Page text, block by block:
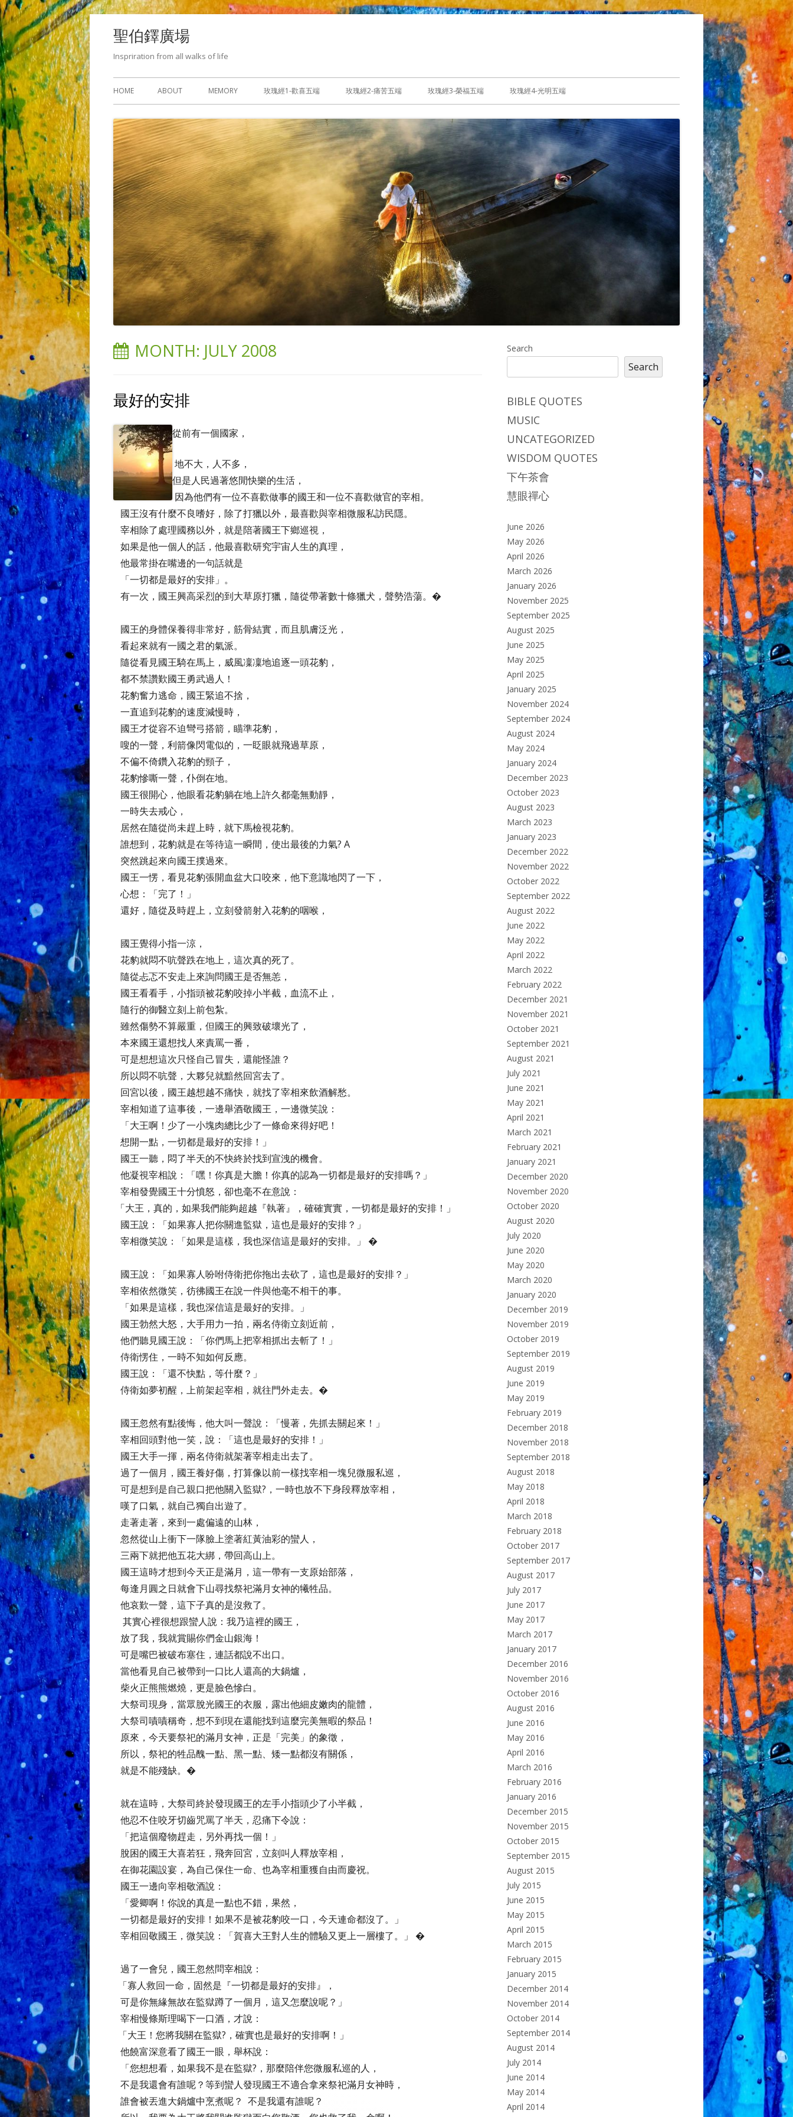
Skip
to
content
聖伯鐸廣場
Inspriration from all walks of life
Primary
Menu
HOME ABOUT MEMORY 玫瑰經1-歡喜五端 玫瑰經2-痛苦五端 玫瑰經3-榮福五端 玫瑰經4-光明五端
MONTH: JULY 2008
最好的安排
從前有一個國家，
地不大，人不多，
但是人民過著悠閒快樂的生活，
因為他們有一位不喜歡做事的國王和一位不喜歡做官的宰相。
國王沒有什麼不良嗜好，除了打獵以外，最喜歡與宰相微服私訪民隱。
宰相除了處理國務以外，就是陪著國王下鄉巡視，
如果是他一個人的話，他最喜歡研究宇宙人生的真理，
他最常掛在嘴邊的一句話就是
「一切都是最好的安排」。
有一次，國王興高采烈的到大草原打獵，隨從帶著數十條獵犬，聲勢浩蕩。�
國王的身體保養得非常好，筋骨結實，而且肌膚泛光，
看起來就有一國之君的氣派。
隨從看見國王騎在馬上，威風凜凜地追逐一頭花豹，
都不禁讚歎國王勇武過人！
花豹奮力逃命，國王緊追不捨，
一直追到花豹的速度減慢時，
國王才從容不迫彎弓搭箭，瞄準花豹，
嗖的一聲，利箭像閃電似的，一眨眼就飛過草原，
不偏不倚鑽入花豹的頸子，
花豹慘嘶一聲，仆倒在地。
國王很開心，他眼看花豹躺在地上許久都毫無動靜，
一時失去戒心，
居然在隨從尚未趕上時，就下馬檢視花豹。
誰想到，花豹就是在等待這一瞬間，使出最後的力氣? A
突然跳起來向國王撲過來。
國王一愣，看見花豹張開血盆大口咬來，他下意識地閃了一下，
心想：「完了！」
還好，隨從及時趕上，立刻發箭射入花豹的咽喉，
國王覺得小指一涼，
花豹就悶不吭聲跌在地上，這次真的死了。
隨從忐忑不安走上來詢問國王是否無恙，
國王看看手，小指頭被花豹咬掉小半截，血流不止，
隨行的御醫立刻上前包紮。
雖然傷勢不算嚴重，但國王的興致破壞光了，
本來國王還想找人來責罵一番，
可是想想這次只怪自己冒失，還能怪誰？
所以悶不吭聲，大夥兒就黯然回宮去了。
回宮以後，國王越想越不痛快，就找了宰相來飲酒解愁。
宰相知道了這事後，一邊舉酒敬國王，一邊微笑說：
「大王啊！少了一小塊肉總比少了一條命來得好吧！
想開一點，一切都是最好的安排！」
國王一聽，悶了半天的不快終於找到宣洩的機會。
他凝視宰相說：「嘿！你真是大膽！你真的認為一切都是最好的安排嗎？」
宰相發覺國王十分憤怒，卻也毫不在意說：
「大王，真的，如果我們能夠超越『執著』，確確實實，一切都是最好的安排！」
國王說：「如果寡人把你關進監獄，這也是最好的安排？」
宰相微笑說：「如果是這樣，我也深信這是最好的安排。」 �
國王說：「如果寡人吩咐侍衛把你拖出去砍了，這也是最好的安排？」
宰相依然微笑，彷彿國王在說一件與他毫不相干的事。
「如果是這樣，我也深信這是最好的安排。」
國王勃然大怒，大手用力一拍，兩名侍衛立刻近前，
他們聽見國王說：「你們馬上把宰相抓出去斬了！」
侍衛愣住，一時不知如何反應。
國王說：「還不快點，等什麼？」
侍衛如夢初醒，上前架起宰相，就往門外走去。�
國王忽然有點後悔，他大叫一聲說：「慢著，先抓去關起來！」
宰相回頭對他一笑，說：「這也是最好的安排！」
國王大手一揮，兩名侍衛就架著宰相走出去了。
過了一個月，國王養好傷，打算像以前一樣找宰相一塊兒微服私巡，
可是想到是自己親口把他關入監獄?，一時也放不下身段釋放宰相，
嘆了口氣，就自己獨自出遊了。
走著走著，來到一處偏遠的山林，
忽然從山上衝下一隊臉上塗著紅黃油彩的蠻人，
三兩下就把他五花大綁，帶回高山上。
國王這時才想到今天正是滿月，這一帶有一支原始部落，
每逢月圓之日就會下山尋找祭祀滿月女神的犧牲品。
他哀歎一聲，這下子真的是沒救了。
其實心裡很想跟蠻人說：我乃這裡的國王，
放了我，我就賞賜你們金山銀海！
可是嘴巴被破布塞住，連話都說不出口。
當他看見自己被帶到一口比人還高的大鍋爐，
柴火正熊熊燃燒，更是臉色慘白。
大祭司現身，當眾脫光國王的衣服，露出他細皮嫩肉的龍體，
大祭司嘖嘖稱奇，想不到現在還能找到這麼完美無暇的祭品！
原來，今天要祭祀的滿月女神，正是「完美」的象徵，
所以，祭祀的牲品醜一點、黑一點、矮一點都沒有關係，
就是不能殘缺。�
就在這時，大祭司終於發現國王的左手小指頭少了小半截，
他忍不住咬牙切齒咒罵了半天，忍痛下令說：
「把這個廢物趕走，另外再找一個！」
脫困的國王大喜若狂，飛奔回宮，立刻叫人釋放宰相，
在御花園設宴，為自己保住一命、也為宰相重獲自由而慶祝。
國王一邊向宰相敬酒說：
「愛卿啊！你說的真是一點也不錯，果然，
一切都是最好的安排！如果不是被花豹咬一口，今天連命都沒了。」
宰相回敬國王，微笑說：「賀喜大王對人生的體驗又更上一層樓了。」 �
過了一會兒，國王忽然問宰相說：
「寡人救回一命，固然是『一切都是最好的安排』，
可是你無緣無故在監獄蹲了一個月，這又怎麼說呢？」
宰相慢條斯理喝下一口酒，才說：
「大王！您將我關在監獄?，確實也是最好的安排啊！」
他饒富深意看了國王一眼，舉杯說：
「您想想看，如果我不是在監獄?，那麼陪伴您微服私巡的人，
不是我還會有誰呢？等到蠻人發現國王不適合拿來祭祀滿月女神時，
誰會被丟進大鍋爐中烹煮呢？ 不是我還有誰呢？
Main
Sidebar
Search
Search
BIBLE QUOTES
MUSIC
UNCATEGORIZED
WISDOM QUOTES
下午茶會
慧眼禪心
June 2026
May 2026
April 2026
March 2026
January 2026
November 2025
September 2025
August 2025
June 2025
May 2025
April 2025
January 2025
November 2024
September 2024
August 2024
May 2024
January 2024
December 2023
October 2023
August 2023
March 2023
January 2023
December 2022
November 2022
October 2022
September 2022
August 2022
June 2022
May 2022
April 2022
March 2022
February 2022
December 2021
November 2021
October 2021
September 2021
August 2021
July 2021
June 2021
May 2021
April 2021
March 2021
February 2021
January 2021
December 2020
November 2020
October 2020
August 2020
July 2020
June 2020
May 2020
March 2020
January 2020
December 2019
November 2019
October 2019
September 2019
August 2019
June 2019
May 2019
February 2019
December 2018
November 2018
September 2018
August 2018
May 2018
April 2018
March 2018
February 2018
October 2017
September 2017
August 2017
July 2017
June 2017
May 2017
March 2017
January 2017
December 2016
November 2016
October 2016
August 2016
June 2016
May 2016
April 2016
March 2016
February 2016
January 2016
December 2015
November 2015
October 2015
September 2015
August 2015
July 2015
June 2015
May 2015
April 2015
March 2015
February 2015
January 2015
December 2014
November 2014
October 2014
September 2014
August 2014
July 2014
June 2014
May 2014
April 2014